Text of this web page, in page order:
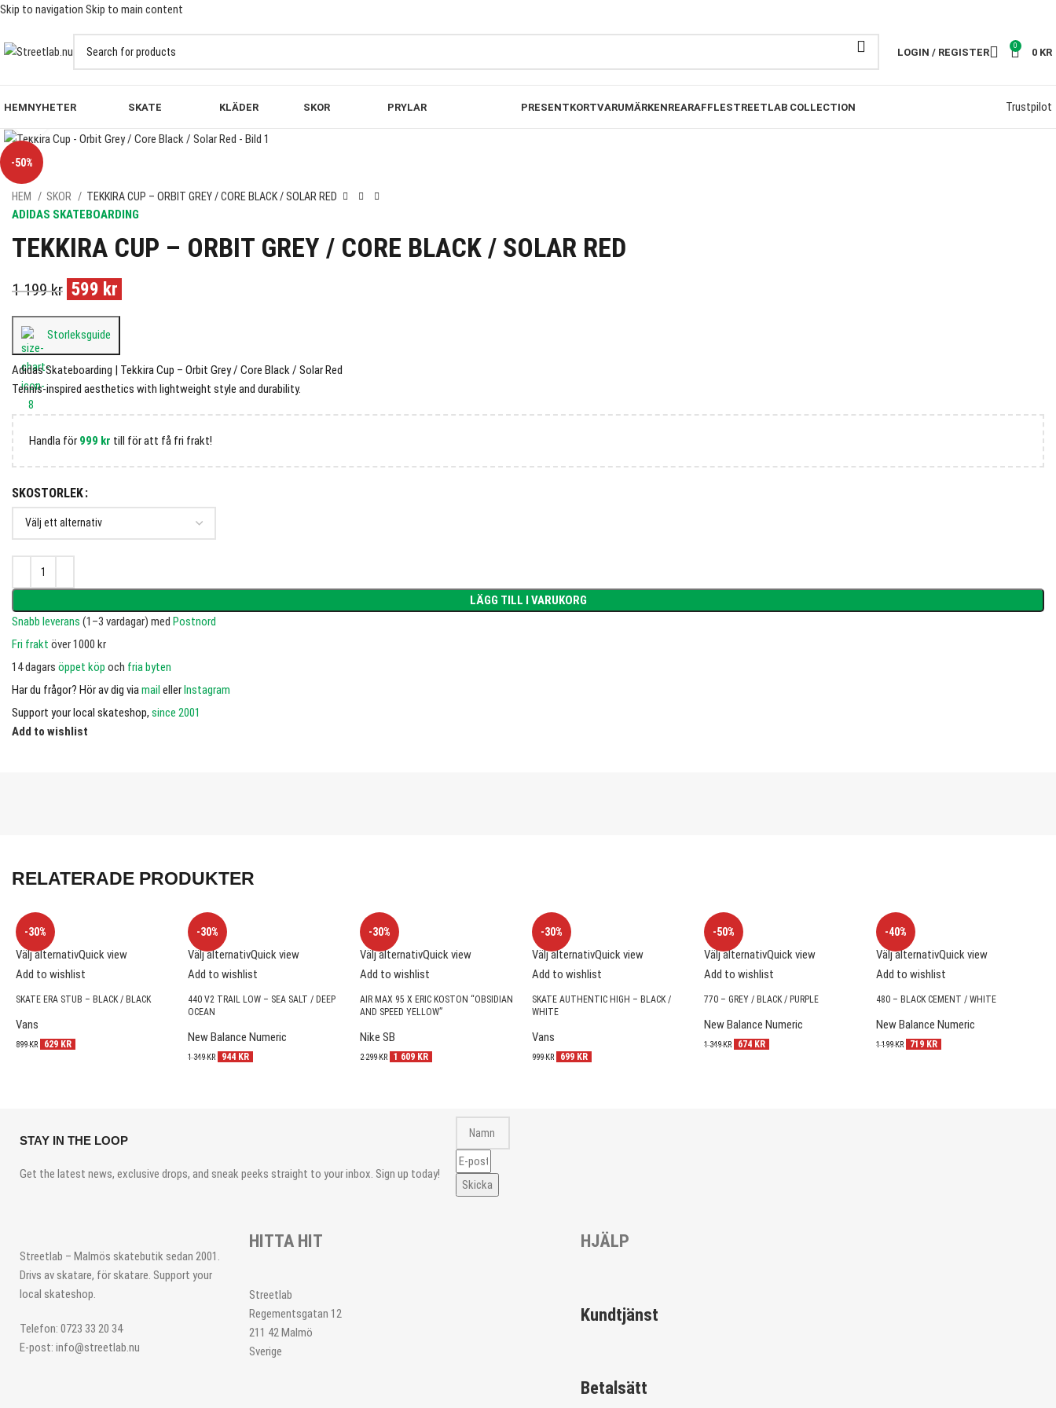
Skip to navigation Skip to main contentFRI FRAKT PÅ BESTÄLLNINGAR ÖVER 1000KR
LOGIN / REGISTER
0
0 KR
HEMNYHETER SKATE KLÄDER SKOR PRYLAR PRESENTKORTVARUMÄRKENREARAFFLESTREETLAB COLLECTION Trustpilot
-50%
HEM SKOR TEKKIRA CUP – ORBIT GREY / CORE BLACK / SOLAR RED
ADIDAS SKATEBOARDING
TEKKIRA CUP – ORBIT GREY / CORE BLACK / SOLAR RED
1 199kr 599 kr
Storleksguide
Adidas Skateboarding | Tekkira Cup – Orbit Grey / Core Black / Solar Red
Tennis-inspired aesthetics with lightweight style and durability.
Handla för 999 kr till för att få fri frakt!
SKOSTORLEK
LÄGG TILL I VARUKORG
Snabb leverans (1–3 vardagar) med Postnord
Fri frakt över 1000 kr
14 dagars öppet köp och fria byten
Har du frågor? Hör av dig viamail ellerInstagram
Support your local skateshop, since 2001
Add to wishlist
RELATERADE PRODUKTER
-30%
Välj alternativQuick view
Add to wishlist
SKATE ERA STUB – BLACK / BLACK
Vans
899KR 629 KR
-30%
Välj alternativQuick view
Add to wishlist
440 V2 TRAIL LOW – SEA SALT / DEEP
OCEAN
New Balance Numeric
1 349KR 944 KR
-30%
Välj alternativQuick view
Add to wishlist
AIR MAX 95 X ERIC KOSTON “OBSIDIAN
AND SPEED YELLOW”
Nike SB
2 299KR 1 609 KR
-30%
Välj alternativQuick view
Add to wishlist
SKATE AUTHENTIC HIGH – BLACK /
WHITE
Vans
999KR 699 KR
-50%
Välj alternativQuick view
Add to wishlist
770 – GREY / BLACK / PURPLE
New Balance Numeric
1 349KR 674 KR
-40%
Välj alternativQuick view
Add to wishlist
480 – BLACK CEMENT / WHITE
New Balance Numeric
1 199KR 719 KR
STAY IN THE LOOP
Get the latest news, exclusive drops, and sneak peeks straight to your inbox. Sign up today!
Skicka
Streetlab – Malmös skatebutik sedan 2001.
Drivs av skatare, för skatare. Support your
local skateshop.
Telefon: 0723 33 20 34
E-post: info@streetlab.nu
HITTA HIT
Streetlab
Regementsgatan 12
211 42 Malmö
Sverige
HJÄLP
Kundtjänst
Betalsätt